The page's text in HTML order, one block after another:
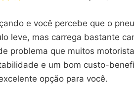
e você percebe que o
leve, mas carrega bastante
problema que muitos
e um bom custo-
opção para você.